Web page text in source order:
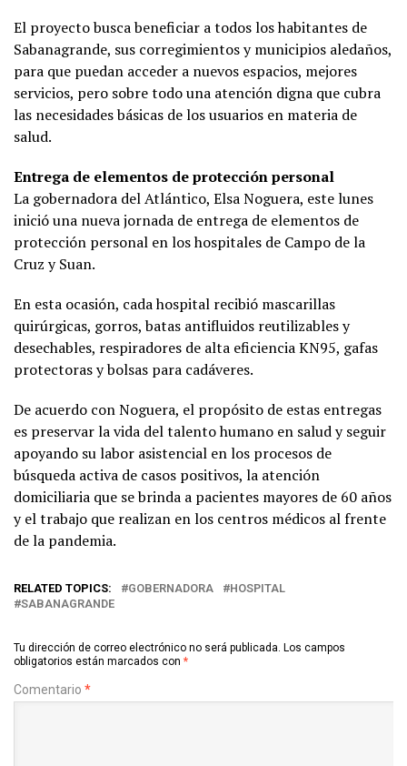
El proyecto busca beneficiar a todos los habitantes de
Sabanagrande, sus corregimientos y municipios aledaños,
para que puedan acceder a nuevos espacios, mejores
servicios, pero sobre todo una atención digna que cubra
las necesidades básicas de los usuarios en materia de
salud.
Entrega de elementos de protección personal
La gobernadora del Atlántico, Elsa Noguera, este lunes
inició una nueva jornada de entrega de elementos de
protección personal en los hospitales de Campo de la
Cruz y Suan.
En esta ocasión, cada hospital recibió mascarillas
quirúrgicas, gorros, batas antifluidos reutilizables y
desechables, respiradores de alta eficiencia KN95, gafas
protectoras y bolsas para cadáveres.
De acuerdo con Noguera, el propósito de estas entregas
es preservar la vida del talento humano en salud y seguir
apoyando su labor asistencial en los procesos de
búsqueda activa de casos positivos, la atención
domiciliaria que se brinda a pacientes mayores de 60 años
y el trabajo que realizan en los centros médicos al frente
de la pandemia.
RELATED TOPICS: GOBERNADORA
HOSPITAL
SABANAGRANDE
Tu dirección de correo electrónico no será publicada. Los campos
obligatorios están marcados con *
Comentario *